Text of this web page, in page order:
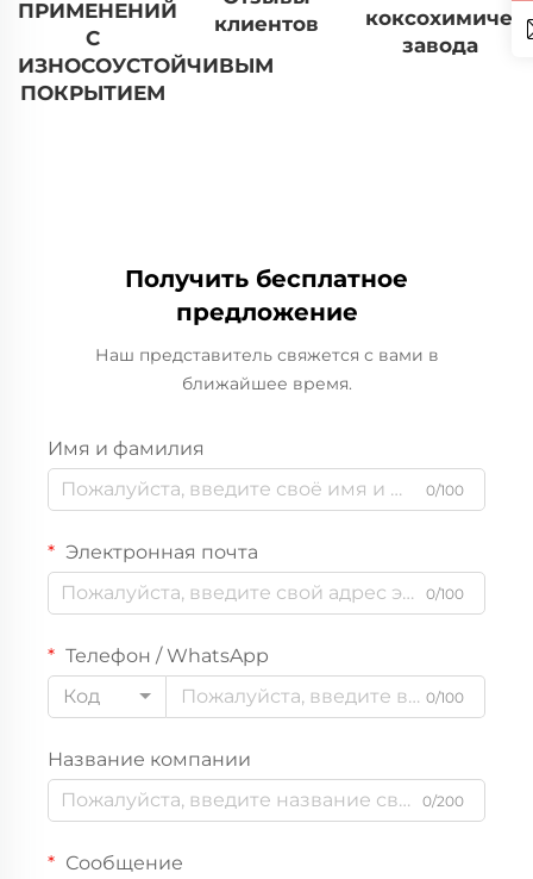
ПРИМЕНЕНИЙ
С
ИЗНОСОУСТОЙЧИВЫМ
ПОКРЫТИЕМ
клиентов
завода
Получить бесплатное
предложение
Наш представитель свяжется с вами в
ближайшее время.
Имя и фамилия
0/100
Электронная почта
0/100
Телефон / WhatsApp
Код
0/100
Название компании
0/200
Сообщение